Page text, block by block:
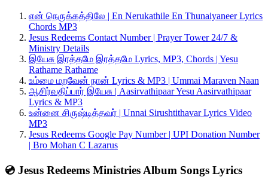
என் நெருக்கத்திலே | En Nerukathile En Thunaiyaneer Lyrics
Chords MP3
Jesus Redeems Contact Number | Prayer Tower 24/7 &
Ministry Details
இயேசு இரத்தமே இரத்தமே Lyrics, MP3, Chords | Yesu
Rathame Rathame
உம்மை மறவேன் நான் Lyrics & MP3 | Ummai Maraven Naan
ஆசிர்வதிப்பார் இயேசு | Aasirvathipaar Yesu Aasirvathipaar
Lyrics & MP3
உன்னை சிருஷ்டித்தவர் | Unnai Sirushtithavar Lyrics Video
MP3
Jesus Redeems Google Pay Number | UPI Donation Number
| Bro Mohan C Lazarus
💿 Jesus Redeems Ministries Album Songs Lyrics